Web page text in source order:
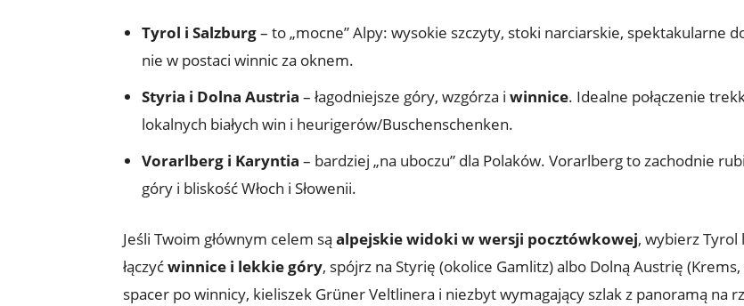
Tyrol i Salzburg– to „mocne” Alpy: wysokie szczyty, stoki narciarskie, spektakularne
nie w postaci winnic za oknem.
Styria i Dolna Austria – łagodniejsze góry, wzgórza i winnice. Idealne połączenie
lokalnych białych win i heurigerów/Buschenschenken.
Vorarlberg i Karyntia – bardziej „na uboczu” dla Polaków. Vorarlberg to zachodnie
góry i bliskość Włoch i Słowenii.
Jeśli Twoim głównym celem są alpejskie widoki w wersji pocztówkowej, wybierz Tyrol
łączyćwinnice i lekkie góry, spójrz na Styrię (okolice Gamlitz) albo Dolną Austrię
spacer po winnicy, kieliszek Grüner Veltlinera i niezbyt wymagający szlak z panoramą na